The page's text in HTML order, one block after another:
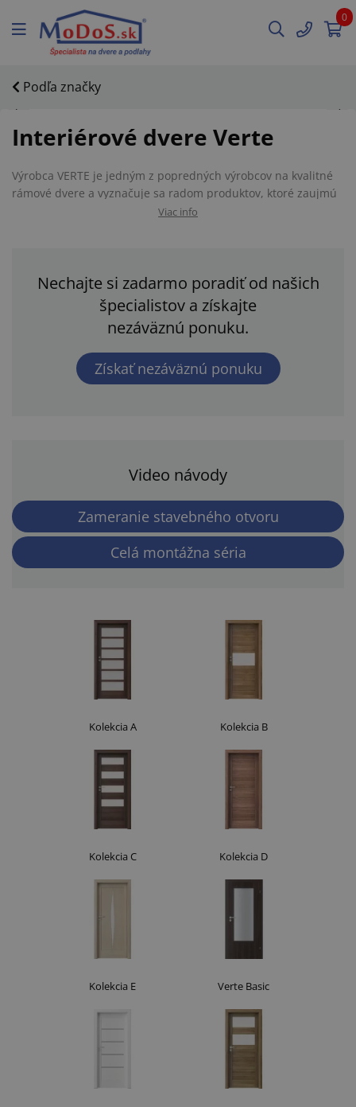
0
Podľa značky
Interiérové dvere Verte
Výrobca VERTE je jedným z popredných výrobcov na kvalitné
rámové dvere a vyznačuje sa radom produktov, ktoré zaujmú
moderným a atraktívnym vzhľadom za relatívne nízku cenu.
starostlivosťou pri výbere materiálov a najmodernejších
technických riešení dverí na trhu.
Viac info
Nechajte si zadarmo poradiť od našich
špecialistov a získajte
nezáväznú ponuku.
Získať nezáväznú ponuku
Video návody
Zameranie stavebného otvoru
Celá montážna séria
Kolekcia A Kolekcia B
Kolekcia C Kolekcia D
Kolekcia E Verte Basic